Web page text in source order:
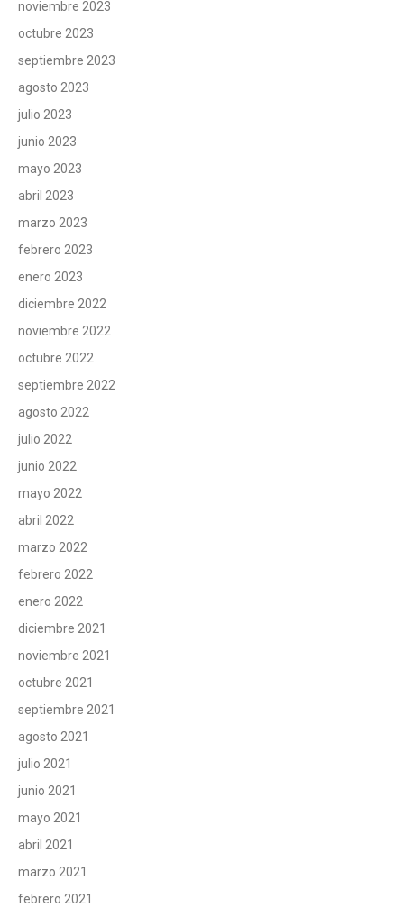
noviembre 2023
octubre 2023
septiembre 2023
agosto 2023
julio 2023
junio 2023
mayo 2023
abril 2023
marzo 2023
febrero 2023
enero 2023
diciembre 2022
noviembre 2022
octubre 2022
septiembre 2022
agosto 2022
julio 2022
junio 2022
mayo 2022
abril 2022
marzo 2022
febrero 2022
enero 2022
diciembre 2021
noviembre 2021
octubre 2021
septiembre 2021
agosto 2021
julio 2021
junio 2021
mayo 2021
abril 2021
marzo 2021
febrero 2021